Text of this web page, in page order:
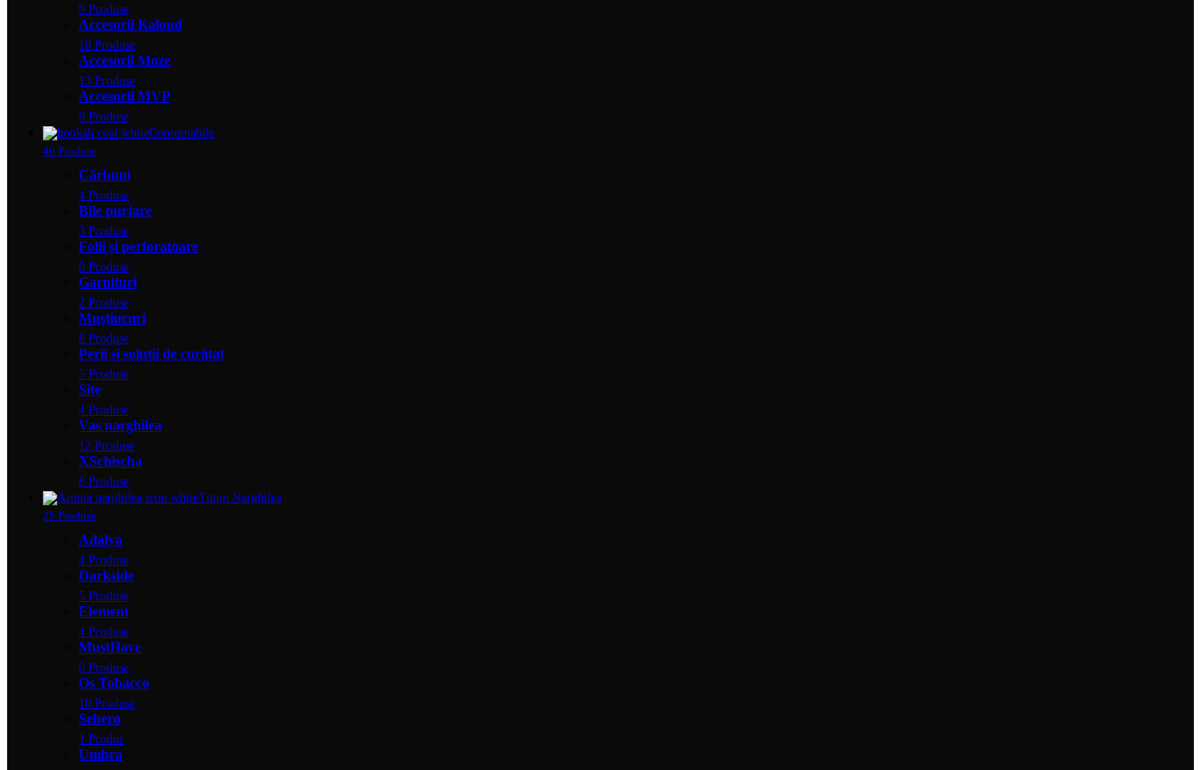
9 Produse
Accesorii Kaloud
10 Produse
Accesorii Moze
13 Produse
Accesorii MVP
9 Produse
Consumabile
46 Produse
Cărbuni
4 Produse
Bile purjare
3 Produse
Folii și perforatoare
0 Produse
Garnituri
2 Produse
Muștiucuri
8 Produse
Perii și soluții de curățat
5 Produse
Site
4 Produse
Vas narghilea
12 Produse
XSchischa
8 Produse
Tutun Narghilea
25 Produse
Adalya
4 Produse
Darkside
5 Produse
Element
4 Produse
MustHave
0 Produse
Os Tobacco
10 Produse
Sebero
1 Produs
Umbra